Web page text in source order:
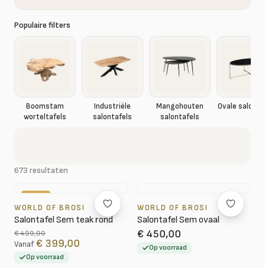
Populaire filters
Boomstam
worteltafels
Industriële
salontafels
Mangohouten
salontafels
Ovale
673 resultaten
WORLD OF BROSI
Salontafel Sem teak rond
€ 499,00
Vanaf € 399,00
Op voorraad
WORLD OF BROSI
Salontafel Sem ovaal
€ 450,00
Op voorraad